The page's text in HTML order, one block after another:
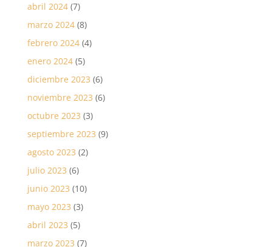
abril 2024(7)
marzo 2024(8)
febrero 2024(4)
enero 2024(5)
diciembre 2023 (6)
noviembre 2023 (6)
octubre 2023 (3)
septiembre 2023 (9)
agosto 2023 (2)
julio 2023 (6)
junio 2023 (10)
mayo 2023 (3)
abril 2023 (5)
marzo 2023 (7)